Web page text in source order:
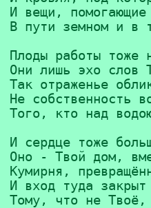
И вещи, помогающие
В пути земном и в
Плоды работы тоже
Они лишь эхо слов
Так отраженье
Не собственность
Того, кто над
И сердце тоже
Оно - Твой дом,
Кумирня,
И вход туда
Тому, что не